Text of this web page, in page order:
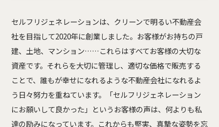
セルフリジェネレーションは、クリーンで明るい不動産会
社を目指して2020年に創業しました。 お客様がお持ちの戸
建、土地、マンション……これらはすべてお客様の大切な
資産です。 それらを大切に管理し、適切な価格で販売する
ことで、 誰もが幸せになれるような不動産会社になれるよ
う日々努力を重ねています。
「セルフリジェネレーション
にお願いして良かった」というお客様の声は、何よりも私
達の励みになっています。 これからも堅実、真摯な姿勢を忘